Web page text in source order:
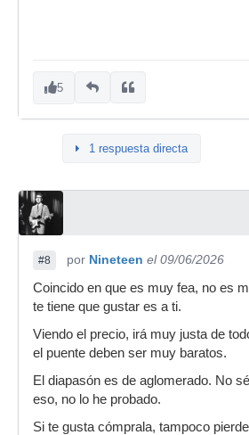
5
1 respuesta directa
#8 por Nineteen el 09/06/2026
Coincido en que es muy fea, no es
te tiene que gustar es a ti.
Viendo el precio, irá muy justa de
el puente deben ser muy baratos.
El diapasón es de aglomerado. No
eso, no lo he probado.
Si te gusta cómprala, tampoco